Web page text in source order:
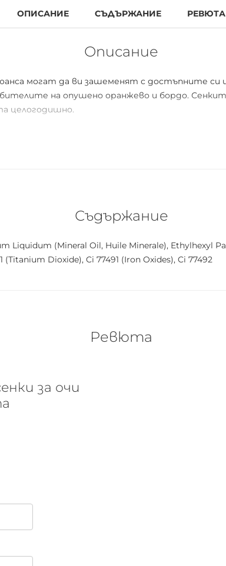
ОПИСАНИЕ СЪДЪРЖАНИЕ РЕВЮТА
Описание
могат да ви зашеменят с достъпните си
на опушено оранжево и бордо.
целогодишно.
Съдържание
Liquidum (Mineral Oil, Huile Minerale), Ethylhexyl
Dioxide), Ci 77491 (Iron Oxides), Ci 77492
Ревюта
за очи